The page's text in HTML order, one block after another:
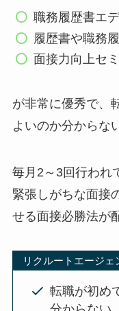
職務履歴書エ
履歴書や職務
面接力向上セ
が非常に優秀で、
よいのか分からな
毎月2～3回行われ
緊張しがちな面接
せる面接必勝法が
リクルートエージ
転職が初め